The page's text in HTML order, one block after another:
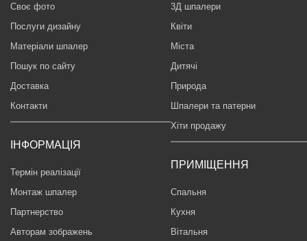
Своє фото
Послуги дизайну
Матеріали шпалер
Пошук по сайту
Доставка
Контакти
ІНФОРМАЦІЯ
Термін реалізації
Монтаж шпалер
Партнерство
Авторам зображень
3Д шпалери
Квіти
Міста
Дитячі
Природа
Шпалери та патерни
Хіти продажу
ПРИМІЩЕННЯ
Спальня
Кухня
Вітальня